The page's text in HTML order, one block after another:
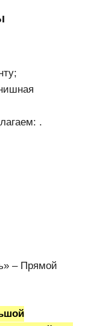
.
– Прямой